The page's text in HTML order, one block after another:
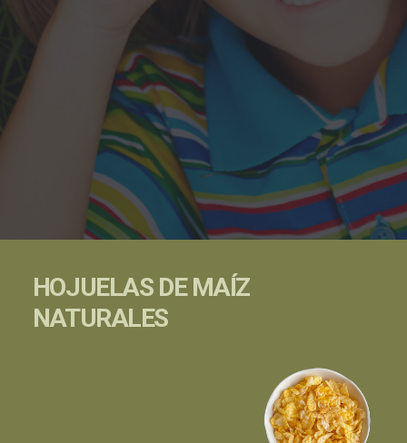
HOJUELAS DE MAÍZ
NATURALES